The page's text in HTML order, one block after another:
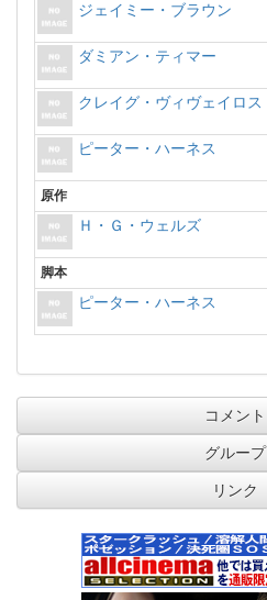
ジェイミー・ブラウン
ダミアン・ティマー
クレイグ・ヴィヴェイロス
ピーター・ハーネス
原作
Ｈ・Ｇ・ウェルズ
脚本
ピーター・ハーネス
コメント
グループ
リンク